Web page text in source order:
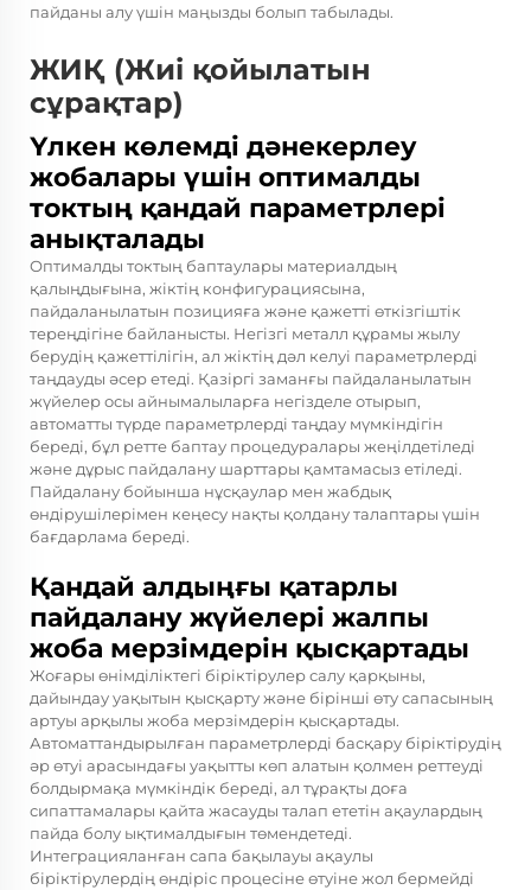
пайданы алу үшін маңызды болып табылады.
ЖИҚ (Жиі қойылатын
сұрақтар)
Үлкен көлемді дәнекерлеу
жобалары үшін оптималды
токтың қандай параметрлері
анықталады
Оптималды токтың баптаулары материалдың
қалыңдығына, жіктің конфигурациясына,
пайдаланылатын позицияға және қажетті өткізгіштік
тереңдігіне байланысты. Негізгі металл құрамы жылу
берудің қажеттілігін, ал жіктің дәл келуі параметрлерді
таңдауды әсер етеді. Қазіргі заманғы пайдаланылатын
жүйелер осы айнымалыларға негізделе отырып,
автоматты түрде параметрлерді таңдау мүмкіндігін
береді, бұл ретте баптау процедуралары жеңілдетіледі
және дұрыс пайдалану шарттары қамтамасыз етіледі.
Пайдалану бойынша нұсқаулар мен жабдық
өндірушілерімен кеңесу нақты қолдану талаптары үшін
бағдарлама береді.
Қандай алдыңғы қатарлы
пайдалану жүйелері жалпы
жоба мерзімдерін қысқартады
Жоғары өнімділіктегі біріктірулер салу қарқыны,
дайындау уақытын қысқарту және бірінші өту сапасының
артуы арқылы жоба мерзімдерін қысқартады.
Автоматтандырылған параметрлерді басқару біріктірудің
әр өтуі арасындағы уақытты көп алатын қолмен реттеуді
болдырмақа мүмкіндік береді, ал тұрақты доға
сипаттамалары қайта жасауды талап ететін ақаулардың
пайда болу ықтималдығын төмендетеді.
Интеграцияланған сапа бақылауы ақаулы
біріктірулердің өндіріс процесіне өтуіне жол бермейді